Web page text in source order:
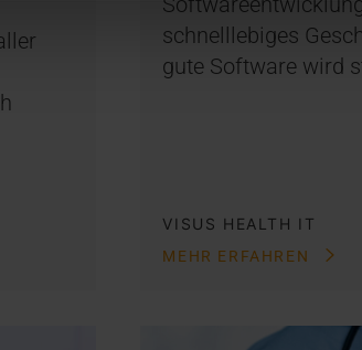
schnelllebiges
gute Software wird
VISUS HEALTH IT
MEHR ERFAHREN